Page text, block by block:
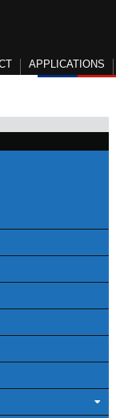
APPLICATIONS